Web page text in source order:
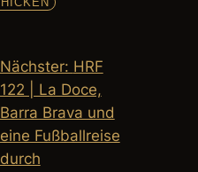
Nächster: HRF
122 | La Doce,
Barra Brava und
eine Fußballreise
durch